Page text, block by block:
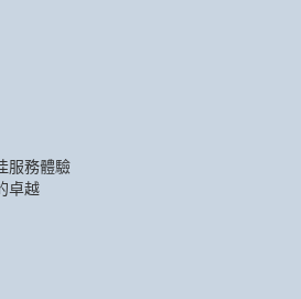
服務體驗
卓越